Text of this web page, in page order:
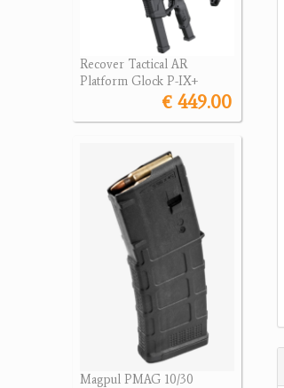
Recover Tactical AR
Platform Glock P-IX+
€ 449.00
Magpul PMAG 10/30